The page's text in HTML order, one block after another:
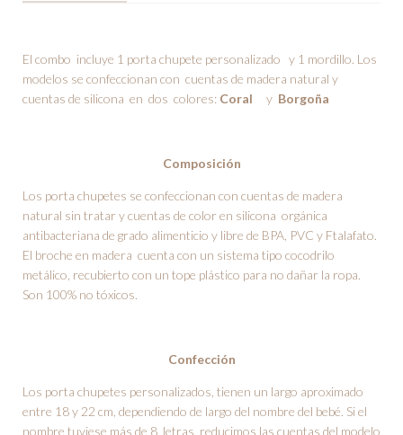
El combo incluye 1 porta chupete personalizado y 1 mordillo. Los
modelos se confeccionan con cuentas de madera natural y
cuentas de silicona en dos colores: Coral y Borgoña
Composición
Los porta chupetes se confeccionan con cuentas de madera
natural sin tratar y cuentas de color en silicona orgánica
antibacteriana de grado alimenticio y libre de BPA, PVC y Ftalafato.
El broche en madera cuenta con un sistema tipo cocodrilo
metálico, recubierto con un tope plástico para no dañar la ropa.
Son 100% no tóxicos.
Confección
Los porta chupetes personalizados, tienen un largo aproximado
entre 18 y 22 cm, dependiendo de largo del nombre del bebé. Si el
nombre tuviese más de 8 letras, reducimos las cuentas del modelo